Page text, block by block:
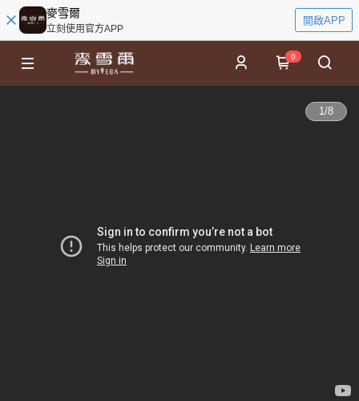
麥雪爾
立刻使用官方APP
開啟APP
0
1/8